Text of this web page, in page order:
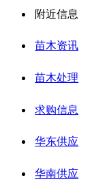
附近信息
苗木资讯
苗木处理
求购信息
华东供应
华南供应